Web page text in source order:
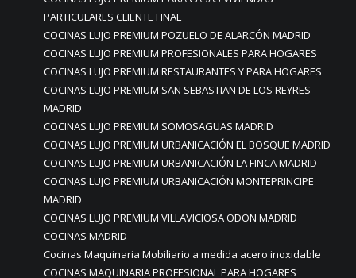
PARTICULARES CLIENTE FINAL
COCINAS LUJO PREMIUM POZUELO DE ALARCÓN MADRID
COCINAS LUJO PREMIUM PROFESIONALES PARA HOGARES
COCINAS LUJO PREMIUM RESTAURANTES Y PARA HOGARES
COCINAS LUJO PREMIUM SAN SEBASTIAN DE LOS REYRES
MADRID
COCINAS LUJO PREMIUM SOMOSAGUAS MADRID
COCINAS LUJO PREMIUM URBANICACIÓN EL BOSQUE MADRID
COCINAS LUJO PREMIUM URBANICACIÓN LA FINCA MADRID
COCINAS LUJO PREMIUM URBANICACIÓN MONTEPRINCIPE
MADRID
COCINAS LUJO PREMIUM VILLAVICIOSA ODON MADRID
COCINAS MADRID
Cocinas Maquinaria Mobiliario a medida acero inoxidable
COCINAS MAQUINARIA PROFESIONAL PARA HOGARES